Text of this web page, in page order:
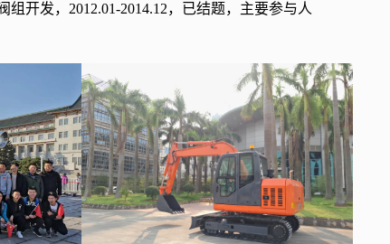
组开发， 2012.01-2014.12，已结题，主要参与人